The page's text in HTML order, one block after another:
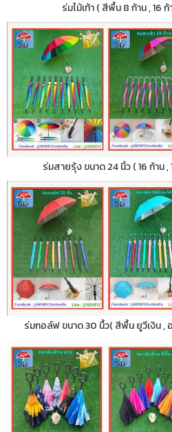
ร่มไม้เท้า ( สีพื้น 8 ก้าน , 16
ร่มสายรุ้ง ขนาด 24 นิ้ว ( 16 ก้าน
ร่มกอล์ฟ ขนาด 30 นื้ว( สีพื้น ยูวีเงิน ,